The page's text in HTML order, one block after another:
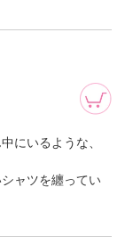
にいるような、
ャツを纏ってい